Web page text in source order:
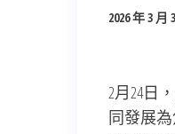
2026 年 3 月
2月24日
同發展